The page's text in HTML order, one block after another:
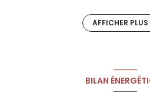
de rentabilité locative.
optimal au quotidien. Chaque
sur l'esthétique.
AFFICHER PLUS
BILAN